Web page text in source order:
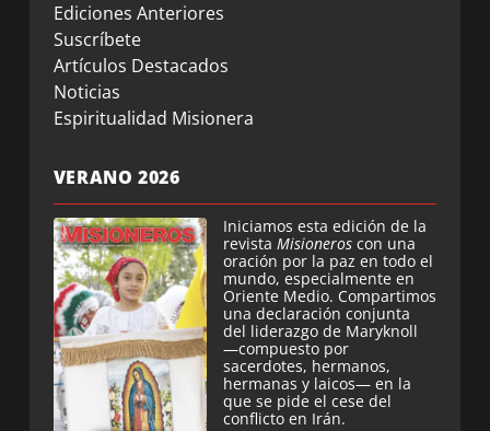
Ediciones Anteriores
Suscríbete
Artículos Destacados
Noticias
Espiritualidad Misionera
VERANO 2026
Iniciamos esta edición de la
revista Misioneros con una
oración por la paz en todo el
mundo, especialmente en
Oriente Medio. Compartimos
una declaración conjunta
del liderazgo de Maryknoll
—compuesto por
sacerdotes, hermanos,
hermanas y laicos— en la
que se pide el cese del
conflicto en Irán.